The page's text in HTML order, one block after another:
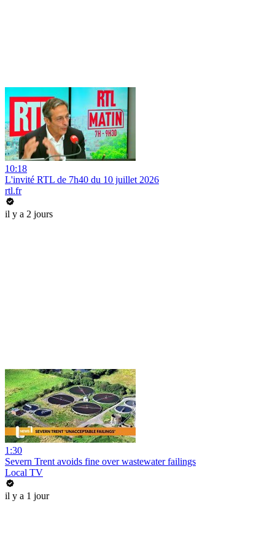
10:18
L'invité RTL de 7h40 du 10 juillet 2026
rtl.fr
il y a 2 jours
1:30
Severn Trent avoids fine over wastewater failings
Local TV
il y a 1 jour